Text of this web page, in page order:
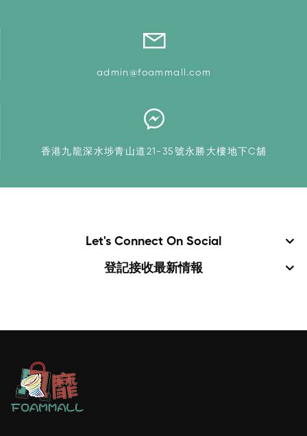
admin@foammall.com
香港九龍深水埗青山道21-35號永勝大樓地下C舖
Let's Connect On Social
登記接收最新情報